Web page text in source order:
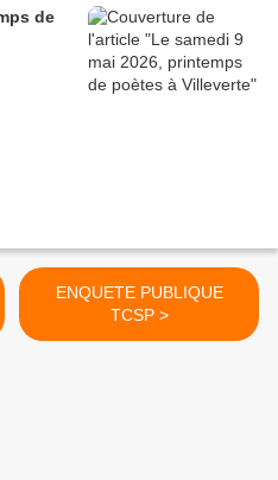
de
ENQUETE PUBLIQUE
TCSP >